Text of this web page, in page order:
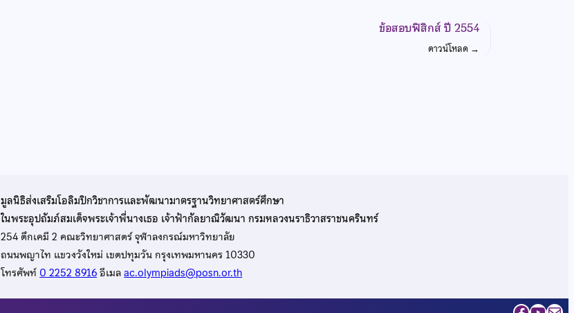
ข้อสอบฟิสิกส์ ปี 2554
ดาวน์โหลด →
มูลนิธิส่งเสริมโอลิมปิกวิชาการและพัฒนามาตรฐานวิทยาศาสตร์ศึกษา
ในพระอุปถัมภ์สมเด็จพระเจ้าพี่นางเธอ เจ้าฟ้ากัลยาณิวัฒนา กรมหลวงนราธิวาสราชนครินทร์
254 ตึกเคมี 2 คณะวิทยาศาสตร์ จุฬาลงกรณ์มหาวิทยาลัย
ถนนพญาไท แขวงวังใหม่ เขตปทุมวัน กรุงเทพมหานคร 10330
โทรศัพท์0 2252 8916อีเมลac.olympiads@posn.or.th